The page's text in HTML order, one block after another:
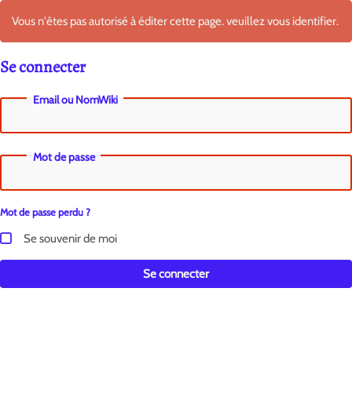
Vous n'êtes pas autorisé à éditer cette page. veuillez vous identifier.
Se connecter
Email ou NomWiki
Mot de passe
Mot de passe perdu ?
Se souvenir de moi
Se connecter